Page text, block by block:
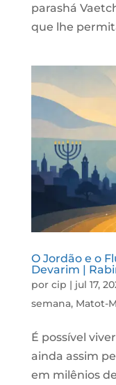
parashá
que lhe
O Jordão e o
Devarim |
por cip | jul 17,
semana, Matot-
É possível
ainda assim
em milênios